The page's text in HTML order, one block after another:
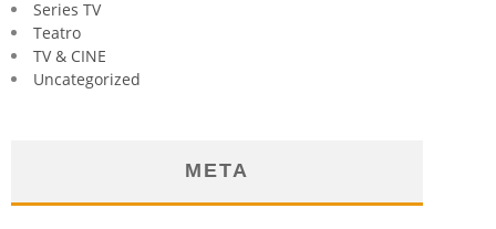
Series TV
Teatro
TV & CINE
Uncategorized
META